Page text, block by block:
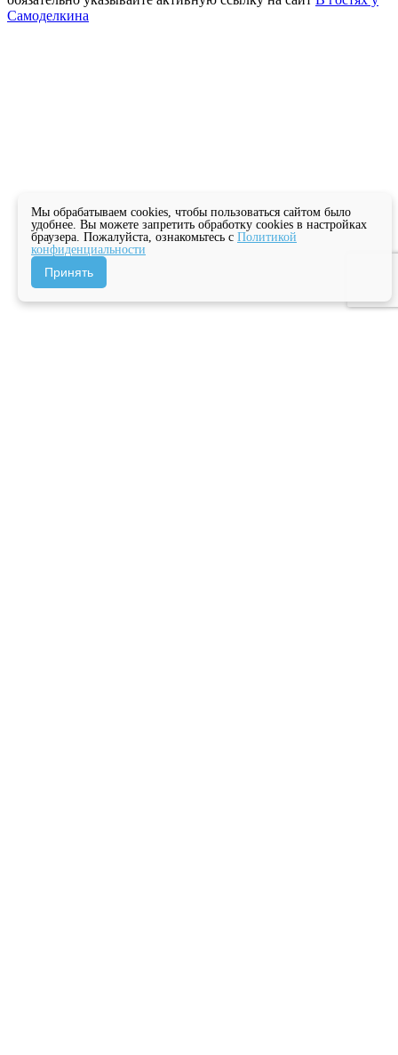
Самоделкина
Мы обрабатываем cookies, чтобы пользоваться сайтом было
удобнее. Вы можете запретить обработку cookies в настройках
браузера. Пожалуйста, ознакомьтесь с Политикой
конфиденциальности
Принять